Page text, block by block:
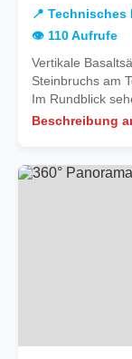
📍 Technisches
👁️ 110 Aufrufe
Vertikale
Steinbruchs am
Im Rundblick
Beschreibung